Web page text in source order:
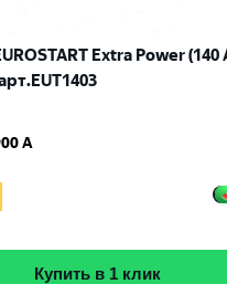
Extra Power (140
A
Купить в 1 клик